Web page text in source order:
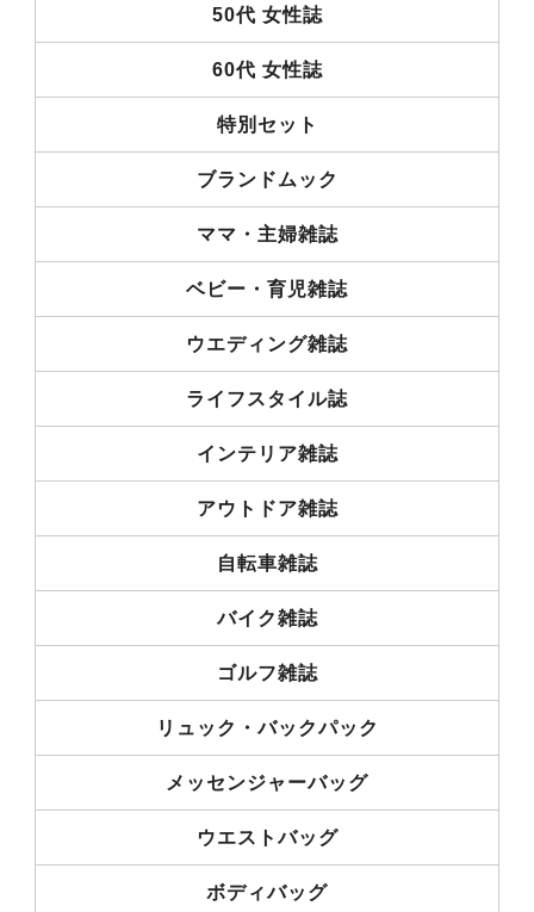
50代 女性誌
60代 女性誌
特別セット
ブランドムック
ママ・主婦雑誌
ベビー・育児雑誌
ウエディング雑誌
ライフスタイル誌
インテリア雑誌
アウトドア雑誌
自転車雑誌
バイク雑誌
ゴルフ雑誌
リュック・バックパック
メッセンジャーバッグ
ウエストバッグ
ボディバッグ